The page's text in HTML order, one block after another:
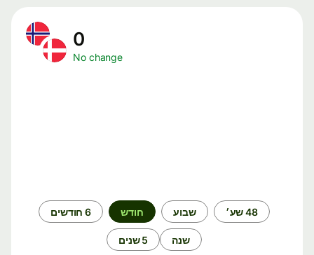
No change
48 שע׳ שבוע חודש 6 חודשים
שנה 5 שנים